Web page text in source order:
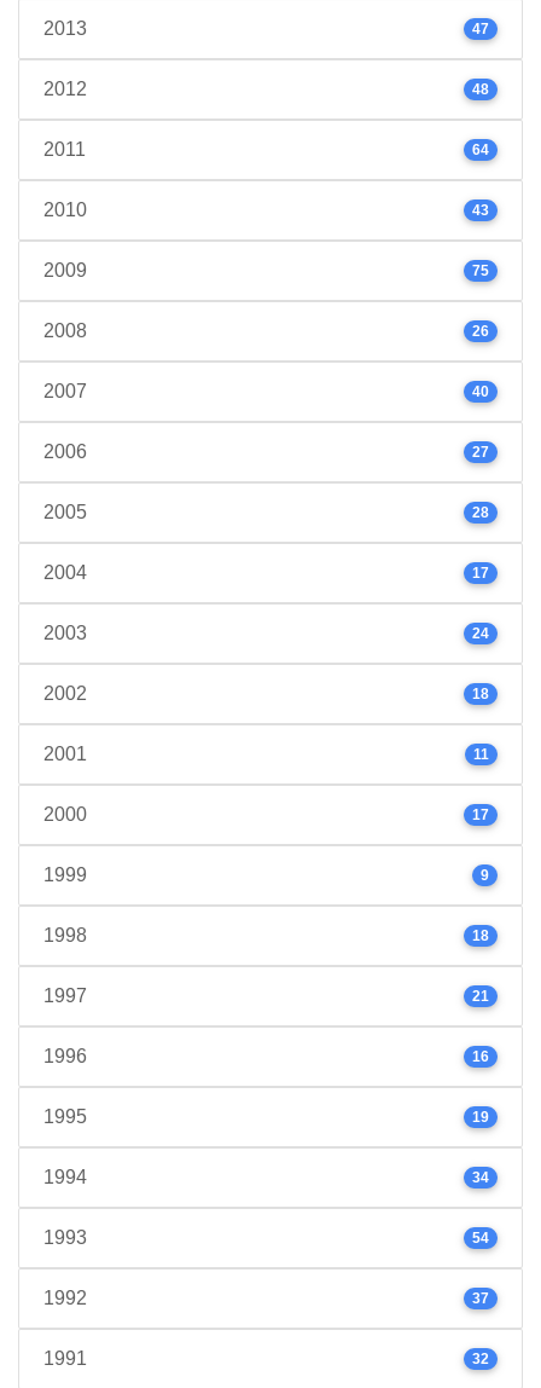
2013 47
2012 48
2011 64
2010 43
2009 75
2008 26
2007 40
2006 27
2005 28
2004 17
2003 24
2002 18
2001 11
2000 17
1999 9
1998 18
1997 21
1996 16
1995 19
1994 34
1993 54
1992 37
1991 32